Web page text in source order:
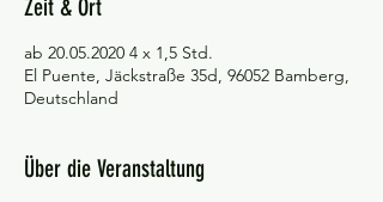
Zeit & Ort
ab 20.05.2020 4 x 1,5 Std.
El Puente, Jäckstraße 35d, 96052 Bamberg,
Deutschland
Über die Veranstaltung